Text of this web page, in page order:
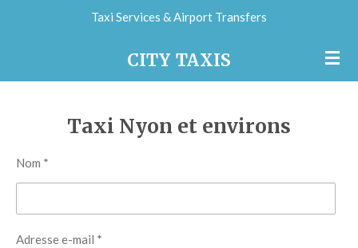
principal
CITY TAXIS
Taxi Services & Airport Transfers
Taxi Nyon et environs
Nom *
Adresse e-mail *